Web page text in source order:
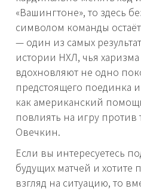
«Вашингтоне», то здесь
символом команды
— один из самых
истории НХЛ, чья
вдохновляют не одно
предстоящего поединка
как американский
повлиять на игру против
Овечкин.
Если вы интересуетесь
будущих матчей и хотите
взгляд на ситуацию, то